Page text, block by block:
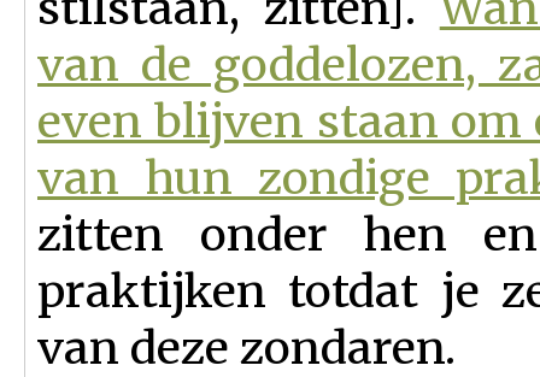
van de goddelozen,
even blijven staan
van hun zondige
zitten onder hen
praktijken totdat je
van deze zondaren.